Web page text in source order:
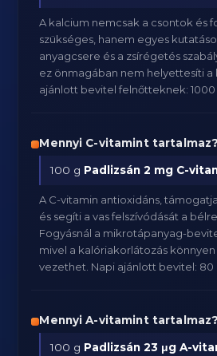
A kalcium nemcsak a csontok és
szükséges, hanem egyes
anyagcsere és a zsírégetés
ez önmagában nem helyettesíti
ajánlott bevitel felnőtteknek: 1000
Mennyi C-vitamint tartalmaz?
100 g Padlizsán 2 mg C-
A C-vitamin antioxidáns,
és segíti a vas felszívódását a
Fogyásnál a mikrotápanyag-
mivel a kalóriakorlátozás
vezethet. Napi ajánlott bevitel: 80
Mennyi A-vitamint tartalmaz?
100 g Padlizsán 23 μg A-